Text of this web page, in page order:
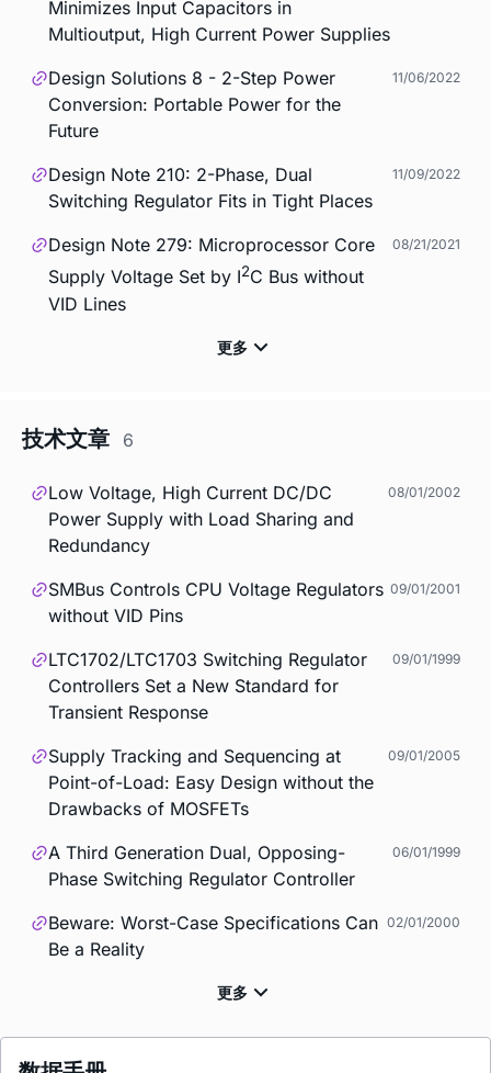
Minimizes Input Capacitors in
Multioutput, High Current Power Supplies
Design Solutions 8 - 2-Step Power
Conversion: Portable Power for the
Future
11/06/2022
Design Note 210: 2-Phase, Dual
Switching Regulator Fits in Tight Places
11/09/2022
Design Note 279: Microprocessor Core
Supply Voltage Set by I2C Bus without
VID Lines
08/21/2021
技术文章 6
Low Voltage, High Current DC/DC
Power Supply with Load Sharing and
Redundancy
08/01/2002
SMBus Controls CPU Voltage Regulators
without VID Pins
09/01/2001
LTC1702/LTC1703 Switching Regulator
Controllers Set a New Standard for
Transient Response
09/01/1999
Supply Tracking and Sequencing at
Point-of-Load: Easy Design without the
Drawbacks of MOSFETs
09/01/2005
A Third Generation Dual, Opposing-
Phase Switching Regulator Controller
06/01/1999
Beware: Worst-Case Specifications Can
Be a Reality
02/01/2000